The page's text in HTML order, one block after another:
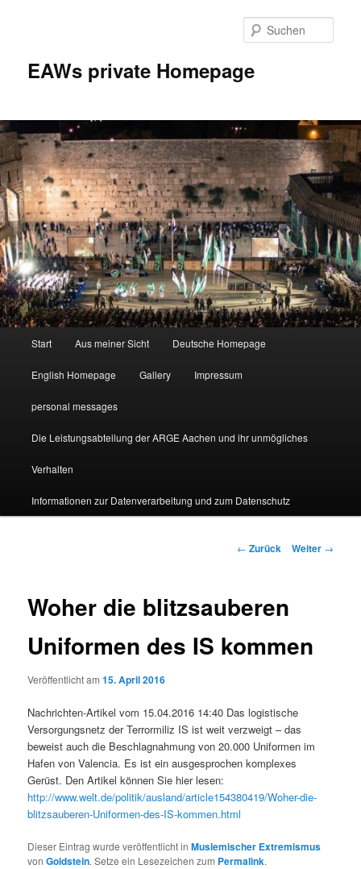
EAWs private Homepage
Start Aus meiner Sicht Deutsche Homepage
English Homepage Gallery Impressum
personal messages
Die Leistungsabteilung der ARGE Aachen und ihr unmögliches
Verhalten
Informationen zur Datenverarbeitung und zum Datenschutz
Beitragsnavigation
← Zurück Weiter →
Woher die blitzsauberen
Uniformen des IS kommen
Veröffentlicht am15. April 2016
Nachrichten-Artikel vom 15.04.2016 14:40 Das logistische
Versorgungsnetz der Terrormiliz IS ist weit verzweigt – das
beweist auch die Beschlagnahmung von 20.000 Uniformen im
Hafen von Valencia. Es ist ein ausgesprochen komplexes
Gerüst. Den Artikel können Sie hier lesen:
http://www.welt.de/politik/ausland/article154380419/Woher-die-
blitzsauberen-Uniformen-des-IS-kommen.html
Dieser Eintrag wurde veröffentlicht inMuslemischer Extremismus
vonGoldstein. Setze ein Lesezeichen zum Permalink.